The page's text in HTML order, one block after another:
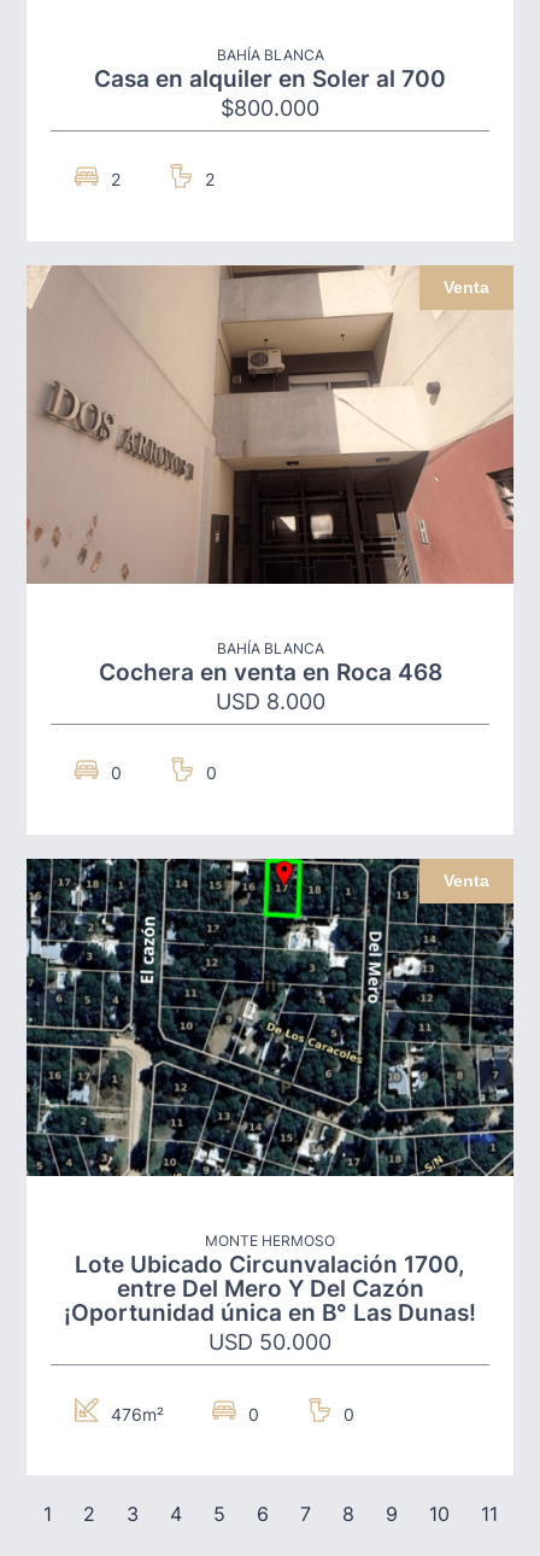
BAHÍA BLANCA
Casa en alquiler en Soler al 700
$800.000
2 2
Venta
BAHÍA BLANCA
Cochera en venta en Roca 468
USD 8.000
0 0
Venta
MONTE HERMOSO
Lote Ubicado Circunvalación 1700,
entre Del Mero Y Del Cazón
¡Oportunidad única en B° Las Dunas!
USD 50.000
476m² 0 0
1 2 3 4 5 6 7 8 9 10 11